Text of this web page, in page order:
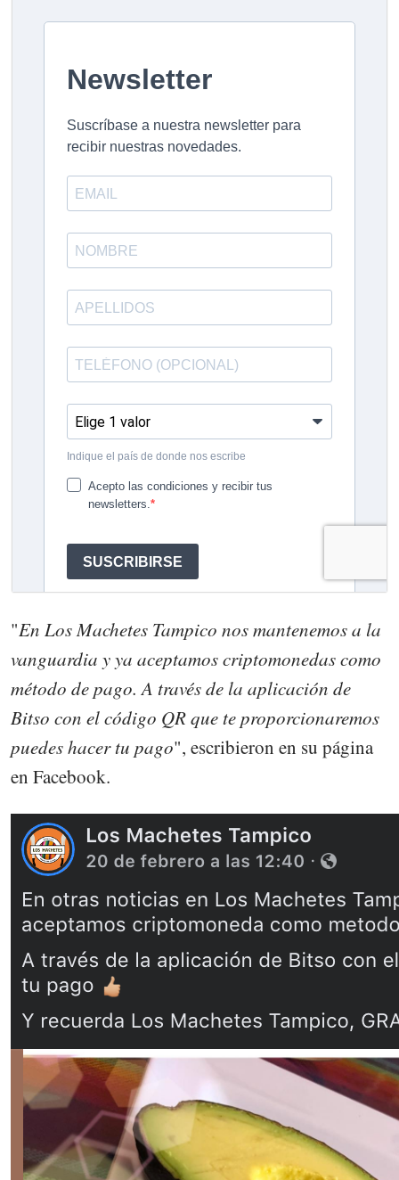
"En Los Machetes Tampico nos mantenemos a la
vanguardia y ya aceptamos criptomonedas como
método de pago. A través de la aplicación de
Bitso con el código QR que te proporcionaremos
puedes hacer tu pago", escribieron en su página
en Facebook.